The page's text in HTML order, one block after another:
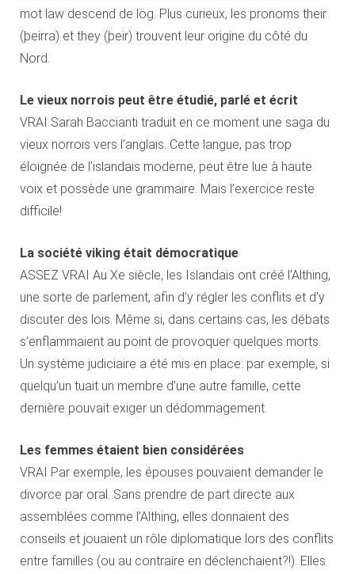
mot law descend de lög. Plus curieux, les pronoms their
(þeirra) et they (þeir) trouvent leur origine du côté du
Nord.
Le vieux norrois peut être étudié, parlé et écrit
VRAI Sarah Baccianti traduit en ce moment une saga du
vieux norrois vers l’anglais. Cette langue, pas trop
éloignée de l’islandais moderne, peut être lue à haute
voix et possède une grammaire. Mais l’exercice reste
difficile!
La société viking était démocratique
ASSEZ VRAI Au Xe siècle, les Islandais ont créé l’Althing,
une sorte de parlement, afin d’y régler les conflits et d’y
discuter des lois. Même si, dans certains cas, les débats
s’enflammaient au point de provoquer quelques morts.
Un système judiciaire a été mis en place: par exemple, si
quelqu’un tuait un membre d’une autre famille, cette
dernière pouvait exiger un dédommagement.
Les femmes étaient bien considérées
VRAI Par exemple, les épouses pouvaient demander le
divorce par oral. Sans prendre de part directe aux
assemblées comme l’Althing, elles donnaient des
conseils et jouaient un rôle diplomatique lors des conflits
entre familles (ou au contraire en déclenchaient?!). Elles